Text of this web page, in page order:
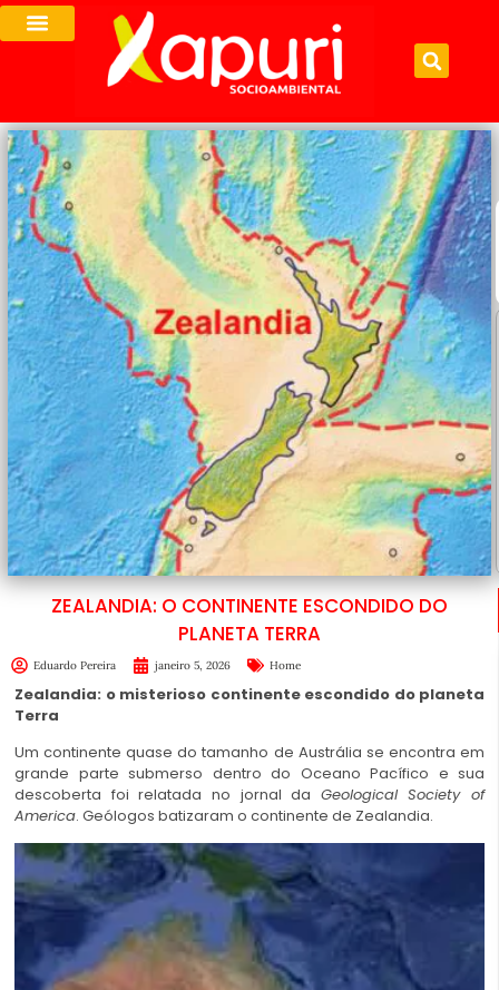
ZEALANDIA: O CONTINENTE ESCONDIDO DO
PLANETA TERRA
Eduardo Pereira janeiro 5, 2026 Home
Zealandia: o misterioso continente escondido do planeta
Terra
Um continente quase do tamanho de Austrália se encontra em
grande parte submerso dentro do Oceano Pacífico e sua
descoberta foi relatada no jornal da Geological Society of
America. Geólogos batizaram o continente de Zealandia.